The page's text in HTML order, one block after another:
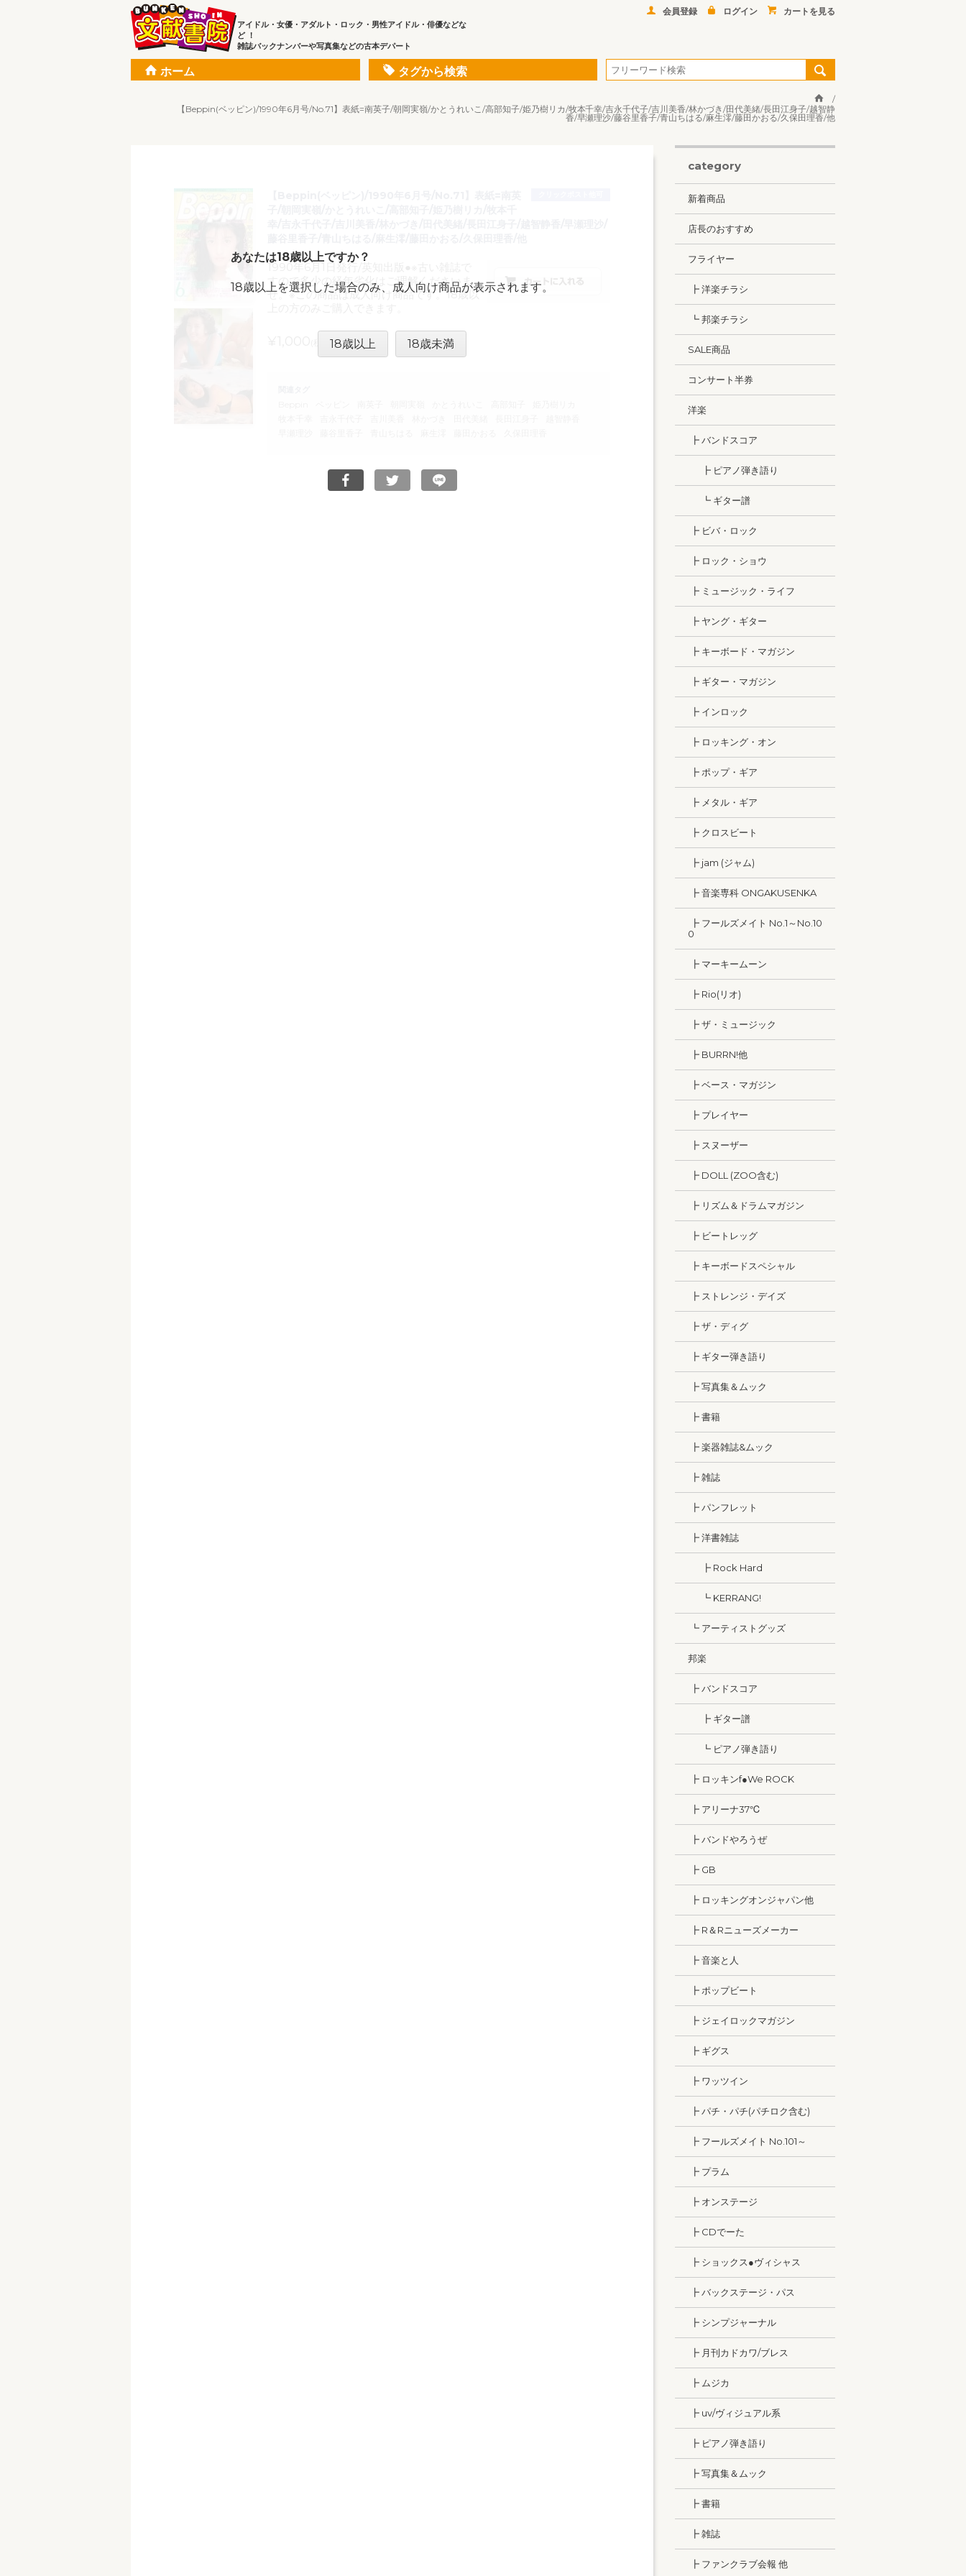
アイドル・女優・アダルト・ロック・男性アイドル・俳優などな
ど ！
雑誌バックナンバーや写真集などの古本デパート
会員登録 ログイン カートを見る
ホーム タグから検索
【Beppin(ベッピン)/1990年6月号/No.71】表紙=南英子/朝岡実嶺/かとうれいこ/高部知子/姫乃樹リカ/牧本千幸/吉永千代子/吉川美香/林かづき/田代美緒/長田江身子/越智静
香/早瀬理沙/藤谷里香子/青山ちはる/麻生澪/藤田かおる/久保田理香/他
1990年6月1日発行/英知出版●※古い雑誌で
すので多少の経年劣化はご理解くださいま
せ。※この商品は成人向け商品です。18歳以
(税込)
あなたは18歳以上ですか？
18歳以上を選択した場合のみ、成人向け商品が表示されます。
18歳以上 18歳未満
category
新着商品
店長のおすすめ
フライヤー
┣ 洋楽チラシ
┗ 邦楽チラシ
SALE商品
コンサート半券
洋楽
┣ バンドスコア
┣ ピアノ弾き語り
┗ ギター譜
┣ ビバ・ロック
┣ ロック・ショウ
┣ ミュージック・ライフ
┣ ヤング・ギター
┣ キーボード・マガジン
┣ ギター・マガジン
┣ インロック
┣ ロッキング・オン
┣ ポップ・ギア
┣ メタル・ギア
┣ クロスビート
┣ jam (ジャム)
┣ 音楽専科 ONGAKUSENKA
┣ フールズメイト No.1～No.10
0
┣ マーキームーン
┣ Rio(リオ)
┣ ザ・ミュージック
┣ BURRN!他
┣ ベース・マガジン
┣ プレイヤー
┣ スヌーザー
┣ DOLL (ZOO含む)
┣ リズム＆ドラムマガジン
┣ ビートレッグ
┣ キーボードスペシャル
┣ ストレンジ・デイズ
┣ ザ・ディグ
┣ ギター弾き語り
┣ 写真集＆ムック
┣ 書籍
┣ 楽器雑誌&ムック
┣ 雑誌
┣ パンフレット
┣ 洋書雑誌
┣ Rock Hard
┗ KERRANG!
┗ アーティストグッズ
邦楽
┣ バンドスコア
┣ ギター譜
┗ ピアノ弾き語り
┣ ロッキンf●We ROCK
┣ アリーナ37℃
┣ バンドやろうぜ
┣ GB
┣ ロッキングオンジャパン他
┣ R＆Rニューズメーカー
┣ 音楽と人
┣ ポップビート
┣ ジェイロックマガジン
┣ ギグス
┣ ワッツイン
┣ パチ・パチ(パチロク含む)
┣ フールズメイト No.101～
┣ プラム
┣ オンステージ
┣ CDでーた
┣ ショックス●ヴィシャス
┣ バックステージ・パス
┣ シンプジャーナル
┣ 月刊カドカワ/ブレス
┣ ムジカ
┣ uv/ヴィジュアル系
┣ ピアノ弾き語り
┣ 写真集＆ムック
┣ 書籍
┣ 雑誌
┣ ファンクラブ会報 他